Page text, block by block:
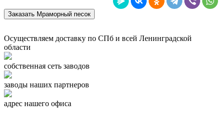
Заказать Мраморный песок
Осуществляем доставку по СПб и всей Ленинградской
области
собственная сеть заводов
заводы наших партнеров
адрес нашего офиса